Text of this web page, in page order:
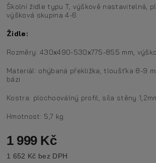
Školní židle typu T, výškově nastavitelná,
výšková skupina 4-6
Židle:
Rozměry: 430х490-530х775-855 mm,
Materiál: ohýbaná překližka, tloušťka 8-9
bázi
Kostra: plochooválný profil, síla stěny
Hmotnost: 5,7 kg
1 999 Kč
1 652 Kč bez DPH